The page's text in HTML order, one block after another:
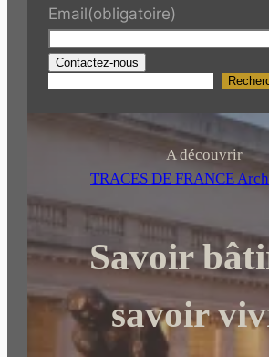
Email(obligatoire)
Contactez-nous
r
c
h
r
A découvrir
TRACES DE FRANCE
Savoir
savoir